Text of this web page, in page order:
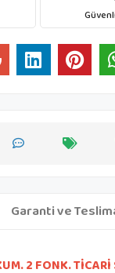
Garanti ve
2 FONK.